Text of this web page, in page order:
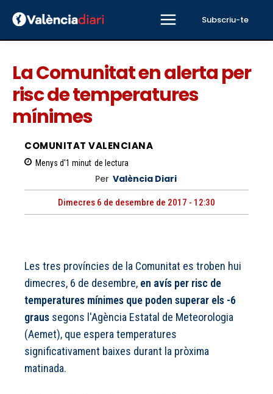
Subscriu-te
La Comunitat en alerta per
risc de temperatures
mínimes
COMUNITAT VALENCIANA
Menys d'1 minut de lectura
Per València Diari
Dimecres 6 de desembre de 2017 - 12:30
Les tres províncies de la Comunitat es troben hui
dimecres, 6 de desembre, en avís per risc de
temperatures mínimes que poden superar els -6
graus segons l'Agència Estatal de Meteorologia
(Aemet), que espera temperatures
significativament baixes durant la pròxima
matinada.